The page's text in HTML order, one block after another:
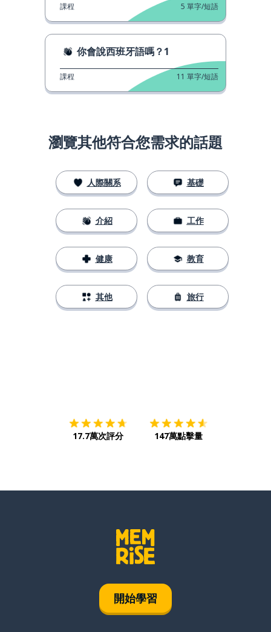
課程 5 單字/短語
你會說西班牙語嗎？1
課程 11 單字/短語
瀏覽其他符合您需求的話題
人際關系
介紹
健康
其他
基礎
工作
教育
旅行
17.7萬次評分 147萬點擊量
開始學習